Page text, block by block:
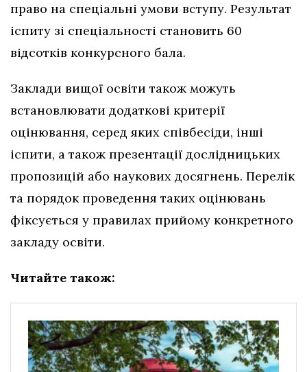
право на спеціальні умови вступу. Результат
іспиту зі спеціальності становить 60
відсотків конкурсного бала.
Заклади вищої освіти також можуть
встановлювати додаткові критерії
оцінювання, серед яких співбесіди, інші
іспити, а також презентації дослідницьких
пропозицій або наукових досягнень. Перелік
та порядок проведення таких оцінювань
фіксується у правилах прийому конкретного
закладу освіти.
Читайте також: